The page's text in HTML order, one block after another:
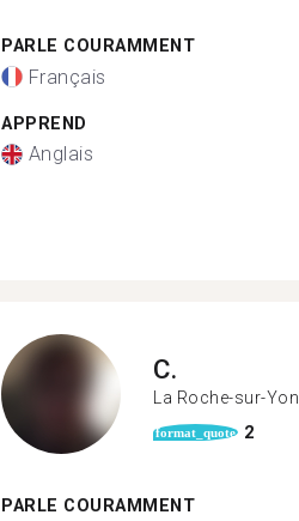
PARLE COURAMMENT
Français
APPREND
Anglais
C.
La Roche-sur-Yon
format_quote 2
PARLE COURAMMENT